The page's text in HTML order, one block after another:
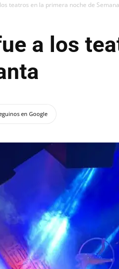
teatros en la primera noche de
a los
en Google